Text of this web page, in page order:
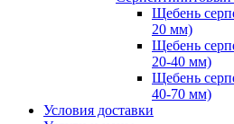
Щебень
20 мм)
Щебень
20-40 мм)
Щебень
40-70 мм)
Условия доставки